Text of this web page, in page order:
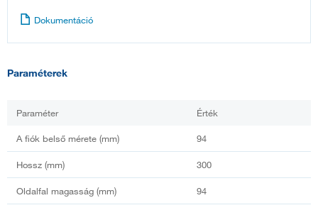
Dokumentáció
Paraméterek
Paraméter Érték
A fiók belső mérete (mm) 94
Hossz (mm) 300
Oldalfal magasság (mm) 94